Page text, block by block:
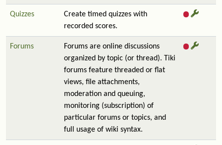
Quizzes
Create timed quizzes with
recorded scores.
Forums
Forums are online discussions
organized by topic (or thread). Tiki
forums feature threaded or flat
views, file attachments,
moderation and queuing,
monitoring (subscription) of
particular forums or topics, and
full usage of wiki syntax.